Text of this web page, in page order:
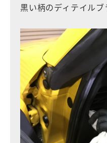
黒い柄のディテイルブ